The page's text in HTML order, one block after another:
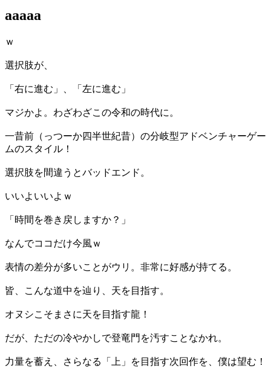
aaaaa
ｗ
選択肢が、
「右に進む」、「左に進む」
マジかよ。わざわざこの令和の時代に。
一昔前（っつーか四半世紀昔）の分岐型アドベンチャーゲー
ムのスタイル！
選択肢を間違うとバッドエンド。
いいよいいよｗ
「時間を巻き戻しますか？」
なんでココだけ今風ｗ
表情の差分が多いことがウリ。非常に好感が持てる。
皆、こんな道中を辿り、天を目指す。
オヌシこそまさに天を目指す龍！
だが、ただの冷やかしで登竜門を汚すことなかれ。
力量を蓄え、さらなる「上」を目指す次回作を、僕は望む！